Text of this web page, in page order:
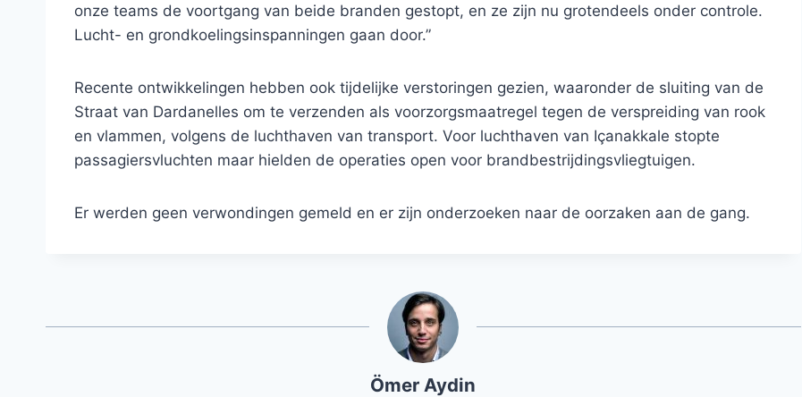
onze teams de voortgang van beide branden gestopt, en ze zijn nu grotendeels onder controle.
Lucht- en grondkoelingsinspanningen gaan door.”
Recente ontwikkelingen hebben ook tijdelijke verstoringen gezien, waaronder de sluiting van de
Straat van Dardanelles om te verzenden als voorzorgsmaatregel tegen de verspreiding van rook
en vlammen, volgens de luchthaven van transport. Voor luchthaven van Içanakkale stopte
passagiersvluchten maar hielden de operaties open voor brandbestrijdingsvliegtuigen.
Er werden geen verwondingen gemeld en er zijn onderzoeken naar de oorzaken aan de gang.
Ömer Aydin